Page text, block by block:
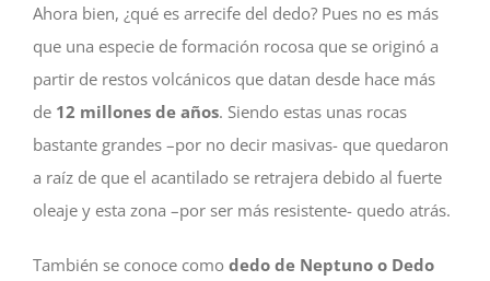
Ahora bien, ¿qué es arrecife del dedo? Pues no es más
que una especie de formación rocosa que se originó a
partir de restos volcánicos que datan desde hace más
de 12 millones de años. Siendo estas unas rocas
bastante grandes –por no decir masivas- que quedaron
a raíz de que el acantilado se retrajera debido al fuerte
oleaje y esta zona –por ser más resistente- quedo atrás.
También se conoce como dedo de Neptuno o Dedo